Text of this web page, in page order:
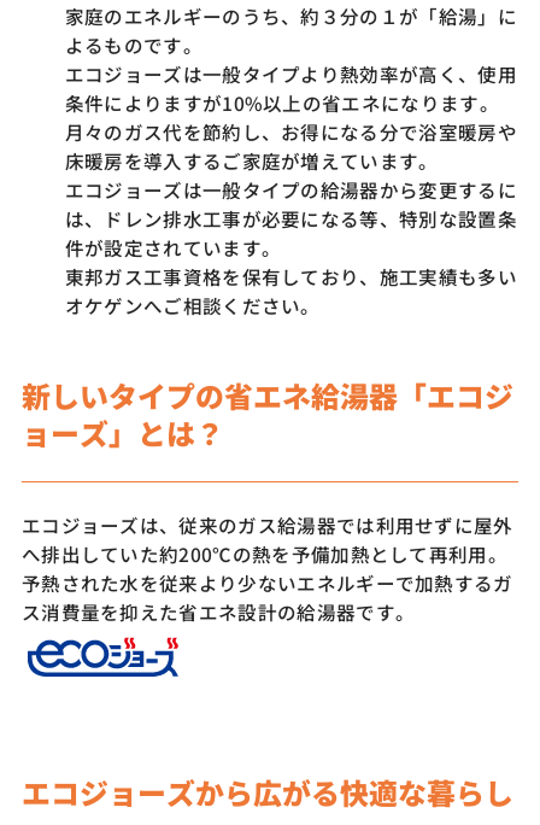
家庭のエネルギーのうち、約３分の１が「給湯」に
よるものです。
エコジョーズは一般タイプより熱効率が高く、使用
条件によりますが10%以上の省エネになります。
月々のガス代を節約し、お得になる分で浴室暖房や
床暖房を導入するご家庭が増えています。
エコジョーズは一般タイプの給湯器から変更するに
は、ドレン排水工事が必要になる等、特別な設置条
件が設定されています。
東邦ガス工事資格を保有しており、施工実績も多い
オケゲンへご相談ください。
新しいタイプの省エネ給湯器「エコジ
ョーズ」とは？
エコジョーズは、従来のガス給湯器では利用せずに屋外
へ排出していた約200℃の熱を予備加熱として再利用。
予熱された水を従来より少ないエネルギーで加熱するガ
ス消費量を抑えた省エネ設計の給湯器です。
エコジョーズから広がる快適な暮らし